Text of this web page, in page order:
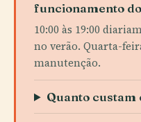
funcionamento
10:00 às 19:00
no verão. Quarta-
manutenção.
Quanto custam